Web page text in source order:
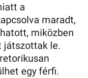
a
maradt,
miközben
játszottak le.
egy férfi.